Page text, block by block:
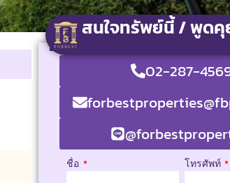
สนใจทรัพย์นี้ / พูดคุ
02-287-
ชื่อ โทรศัพท์